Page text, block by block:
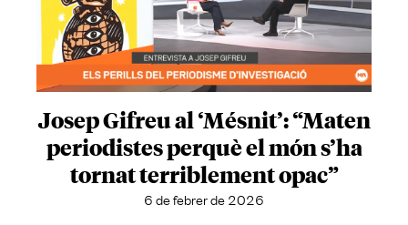
Josep Gifreu al ‘Mésnit’: “Maten
periodistes perquè el món s’ha
tornat terriblement opac”
6 de febrer de 2026